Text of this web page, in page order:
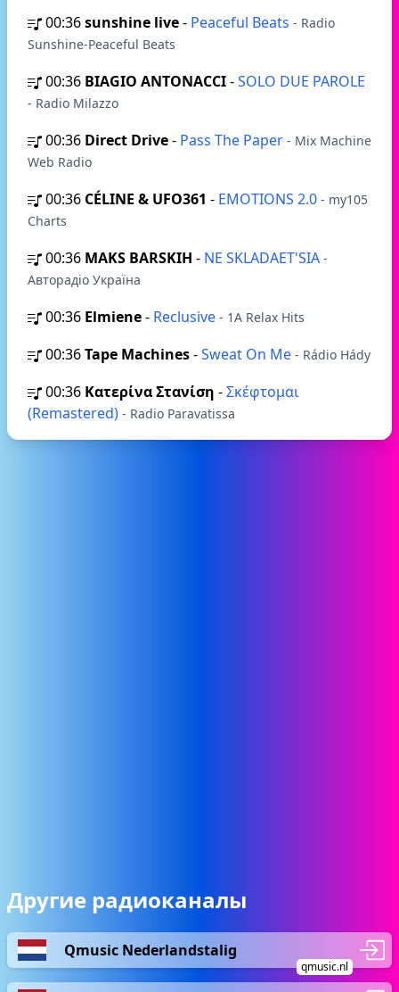
00:36sunshine live- Peaceful Beats - Radio
Sunshine-Peaceful Beats
00:36 BIAGIO ANTONACCI-SOLO DUE PAROLE
- Radio Milazzo
00:36 Direct Drive- Pass The Paper - Mix Machine
Web Radio
00:36 CÉLINE & UFO361 - EMOTIONS 2.0 - my105
Charts
00:36 MAKS BARSKIH - NE SKLADAET'SIA -
Авторадіо Україна
00:36 Elmiene- Reclusive - 1A Relax Hits
00:36Tape Machines-Sweat On Me - Rádio Hády
00:36 Κατερίνα Στανίση -Σκέφτομαι
(Remastered) - Radio Paravatissa
Другие радиоканалы
Qmusic Nederlandstalig
qmusic.nl